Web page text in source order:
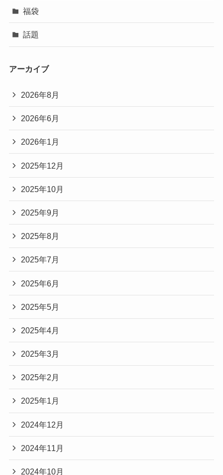
福袋
話題
アーカイブ
2026年8月
2026年6月
2026年1月
2025年12月
2025年10月
2025年9月
2025年8月
2025年7月
2025年6月
2025年5月
2025年4月
2025年3月
2025年2月
2025年1月
2024年12月
2024年11月
2024年10月